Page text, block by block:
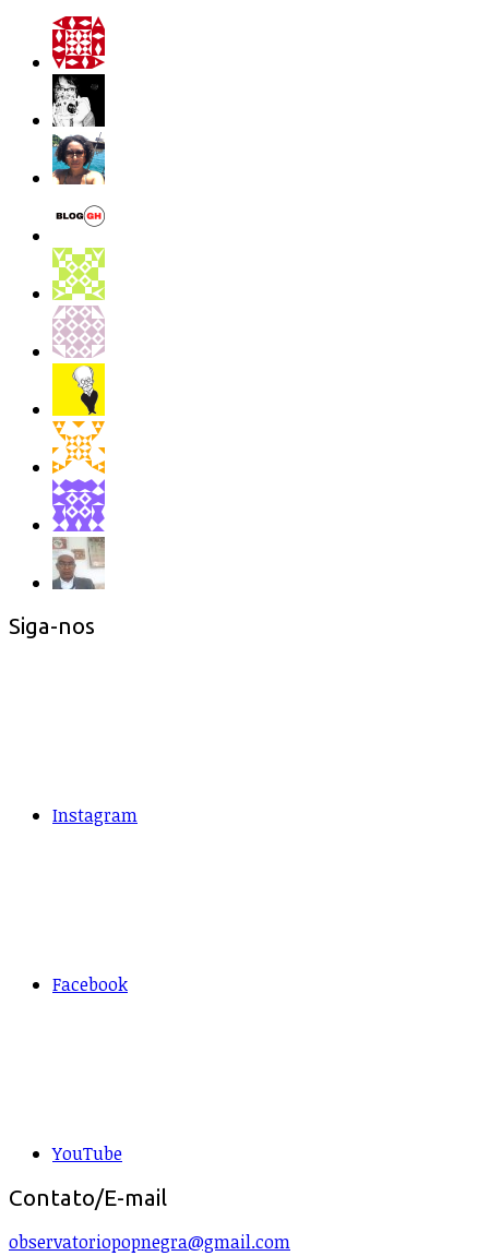
Siga-nos
Instagram
Facebook
YouTube
Contato/E-mail
observatoriopopnegra@gmail.com